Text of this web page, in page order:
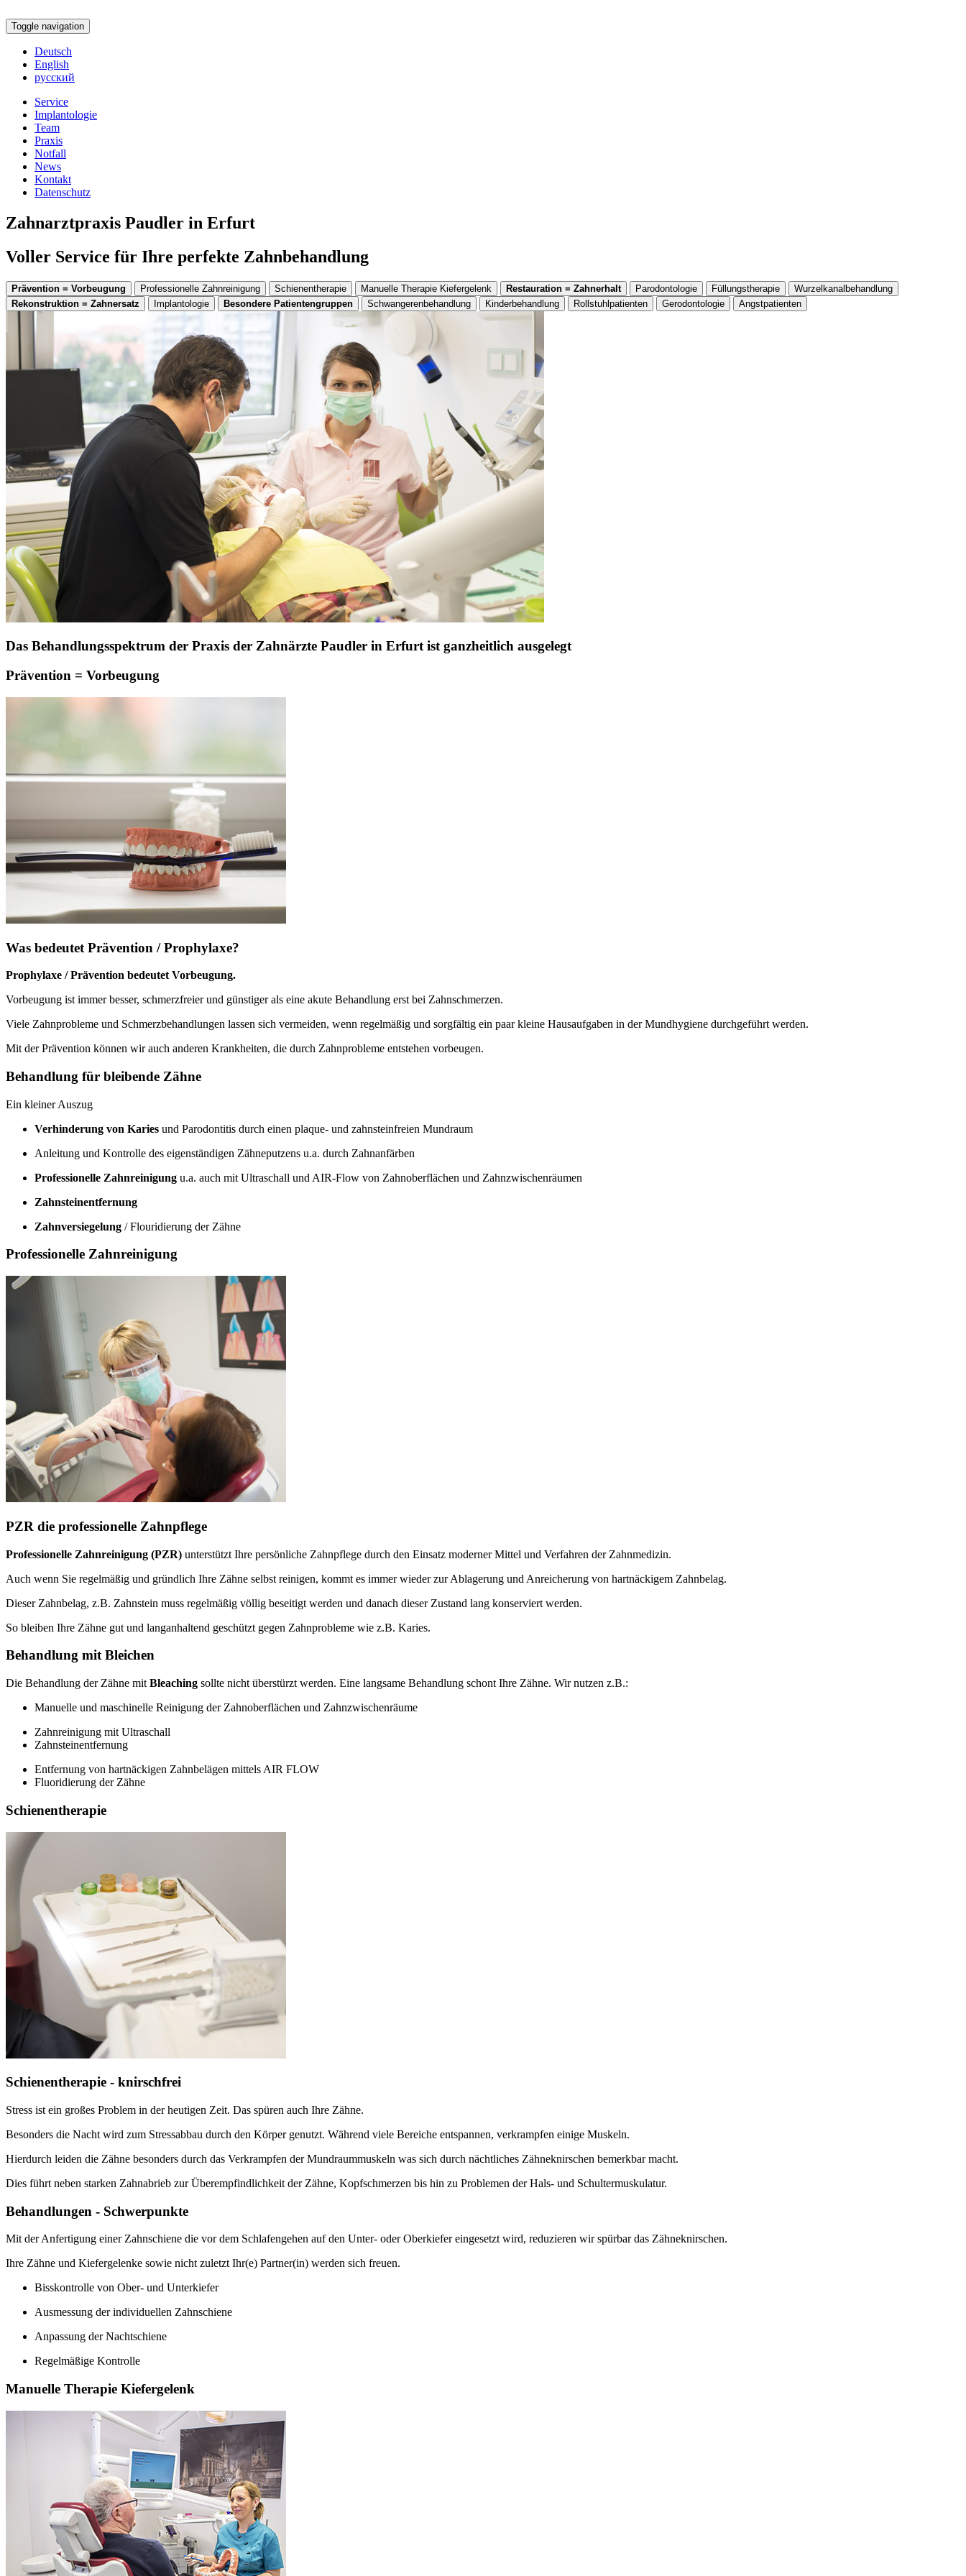
Toggle navigation
Deutsch
English
русский
Service
Implantologie
Team
Praxis
Notfall
News
Kontakt
Datenschutz
Zahnarztpraxis Paudler in Erfurt
Voller Service für Ihre perfekte Zahnbehandlung
Prävention = Vorbeugung Professionelle Zahnreinigung Schienentherapie Manuelle Therapie Kiefergelenk Restauration = Zahnerhalt Parodontologie Füllungstherapie
Wurzelkanalbehandlung
Rekonstruktion = Zahnersatz
Implantologie Besondere Patientengruppen Schwangerenbehandlung Kinderbehandlung Rollstuhlpatienten Gerodontologie Angstpatienten
Das Behandlungsspektrum der Praxis der Zahnärzte Paudler in Erfurt ist ganzheitlich ausgelegt
Prävention = Vorbeugung
Was bedeutet Prävention / Prophylaxe?
Prophylaxe / Prävention bedeutet Vorbeugung.
Vorbeugung ist immer besser, schmerzfreier und günstiger als eine akute Behandlung erst bei Zahnschmerzen.
Viele Zahnprobleme und Schmerzbehandlungen lassen sich vermeiden, wenn regelmäßig und sorgfältig ein paar kleine Hausaufgaben in der Mundhygiene durchgeführt werden.
Mit der Prävention können wir auch anderen Krankheiten, die durch Zahnprobleme entstehen vorbeugen.
Behandlung für bleibende Zähne
Ein kleiner Auszug
Verhinderung von Karies und Parodontitis durch einen plaque- und zahnsteinfreien Mundraum
Anleitung und Kontrolle des eigenständigen Zähneputzens u.a. durch Zahnanfärben
Professionelle Zahnreinigung u.a. auch mit Ultraschall und AIR-Flow von Zahnoberflächen und Zahnzwischenräumen
Zahnsteinentfernung
Zahnversiegelung / Flouridierung der Zähne
Professionelle Zahnreinigung
PZR die professionelle Zahnpflege
Professionelle Zahnreinigung (PZR) unterstützt Ihre persönliche Zahnpflege durch den Einsatz moderner Mittel und Verfahren der Zahnmedizin.
Auch wenn Sie regelmäßig und gründlich Ihre Zähne selbst reinigen, kommt es immer wieder zur Ablagerung und Anreicherung von hartnäckigem Zahnbelag.
Dieser Zahnbelag, z.B. Zahnstein muss regelmäßig völlig beseitigt werden und danach dieser Zustand lang konserviert werden.
So bleiben Ihre Zähne gut und langanhaltend geschützt gegen Zahnprobleme wie z.B. Karies.
Behandlung mit Bleichen
Die Behandlung der Zähne mit Bleaching sollte nicht überstürzt werden. Eine langsame Behandlung schont Ihre Zähne. Wir nutzen z.B.:
Manuelle und maschinelle Reinigung der Zahnoberflächen und Zahnzwischenräume
Zahnreinigung mit Ultraschall
Zahnsteinentfernung
Entfernung von hartnäckigen Zahnbelägen mittels AIR FLOW
Fluoridierung der Zähne
Schienentherapie
Schienentherapie - knirschfrei
Stress ist ein großes Problem in der heutigen Zeit. Das spüren auch Ihre Zähne.
Besonders die Nacht wird zum Stressabbau durch den Körper genutzt. Während viele Bereiche entspannen, verkrampfen einige Muskeln.
Hierdurch leiden die Zähne besonders durch das Verkrampfen der Mundraummuskeln was sich durch nächtliches Zähneknirschen bemerkbar macht.
Dies führt neben starken Zahnabrieb zur Überempfindlichkeit der Zähne, Kopfschmerzen bis hin zu Problemen der Hals- und Schultermuskulatur.
Behandlungen - Schwerpunkte
Mit der Anfertigung einer Zahnschiene die vor dem Schlafengehen auf den Unter- oder Oberkiefer eingesetzt wird, reduzieren wir spürbar das Zähneknirschen.
Ihre Zähne und Kiefergelenke sowie nicht zuletzt Ihr(e) Partner(in) werden sich freuen.
Bisskontrolle von Ober- und Unterkiefer
Ausmessung der individuellen Zahnschiene
Anpassung der Nachtschiene
Regelmäßige Kontrolle
Manuelle Therapie Kiefergelenk